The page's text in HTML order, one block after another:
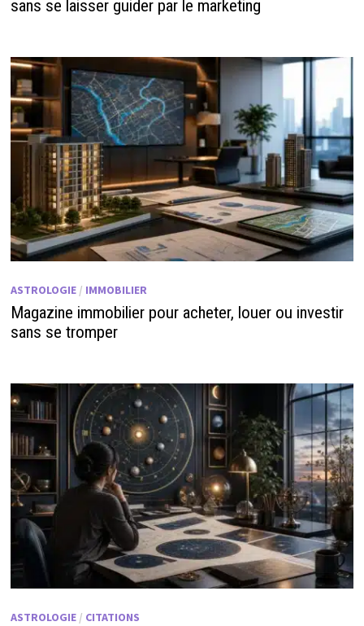
sans se laisser guider par le marketing
ASTROLOGIE/ IMMOBILIER
Magazine immobilier pour acheter, louer ou investir
sans se tromper
ASTROLOGIE/ CITATIONS